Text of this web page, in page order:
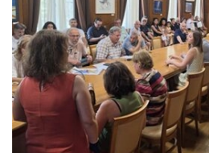
Управители:
Веселин
Василев,
email:
v.vasilev@flagman.bg
Катя
Касабова,
еmail:k.kassabova@flagman.bg